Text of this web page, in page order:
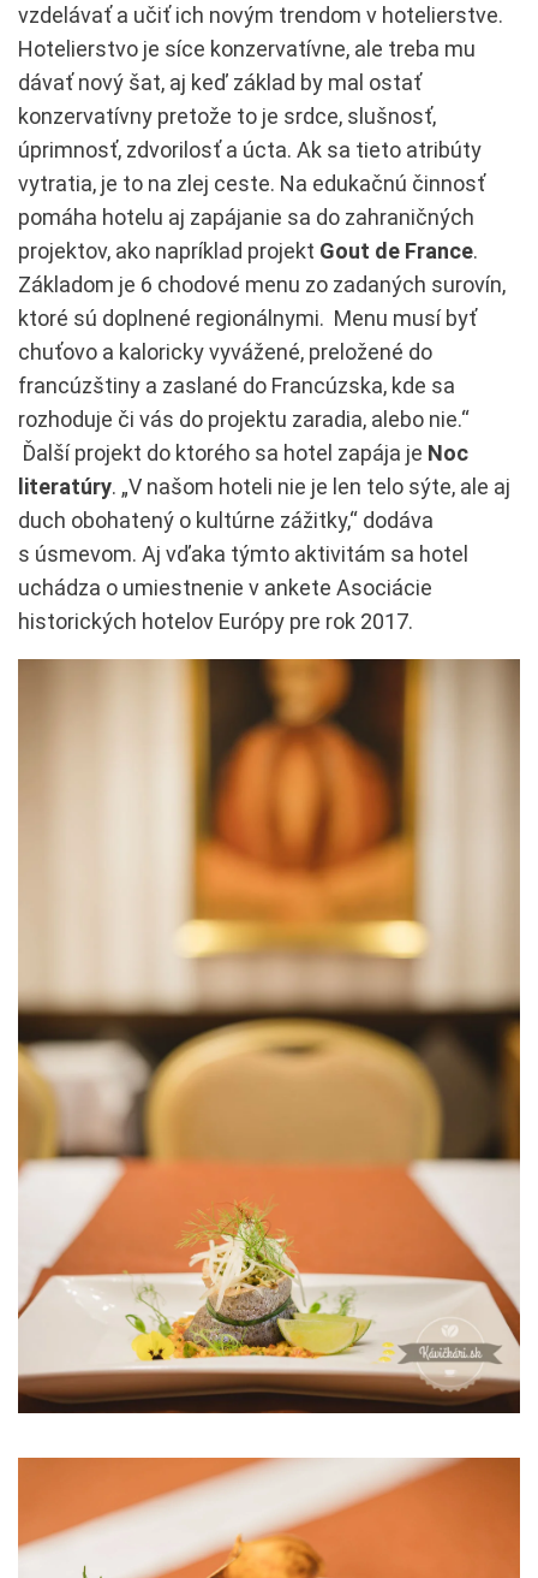
vzdelávať a učiť ich novým trendom v hotelierstve.
Hotelierstvo je síce konzervatívne, ale treba mu
dávať nový šat, aj keď základ by mal ostať
konzervatívny pretože to je srdce, slušnosť,
úprimnosť, zdvorilosť a úcta. Ak sa tieto atribúty
vytratia, je to na zlej ceste. Na edukačnú činnosť
pomáha hotelu aj zapájanie sa do zahraničných
projektov, ako napríklad projekt Gout de France.
Základom je 6 chodové menu zo zadaných surovín,
ktoré sú doplnené regionálnymi. Menu musí byť
chuťovo a kaloricky vyvážené, preložené do
francúzštiny a zaslané do Francúzska, kde sa
rozhoduje či vás do projektu zaradia, alebo nie.“
Ďalší projekt do ktorého sa hotel zapája je Noc
literatúry. „V našom hoteli nie je len telo sýte, ale aj
duch obohatený o kultúrne zážitky,“ dodáva
s úsmevom. Aj vďaka týmto aktivitám sa hotel
uchádza o umiestnenie v ankete Asociácie
historických hotelov Európy pre rok 2017.